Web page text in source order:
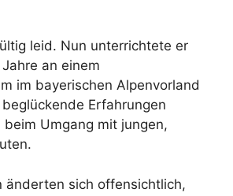
leid. Nun unterrichtete er
an einem
im bayerischen Alpenvorland
Erfahrungen
Umgang mit jungen,
änderten sich offensichtlich,